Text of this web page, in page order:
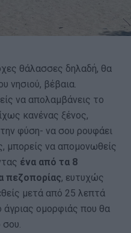
θάλασσες δηλαδή, θα
νησιού, βέβαια.
να απολαμβάνεις το
κανένας ξένος,
φύση- να σου ρουφάει
μπορείς να απομονωθείς
ένα από τα 8
πεζοπορίας, ευτυχώς
μετά από 25 λεπτά
άγριας ομορφιάς που θα
σου.